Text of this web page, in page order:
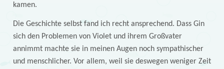
kamen.
Die Geschichte selbst fand ich recht ansprechend. Dass Gin
sich den Problemen von Violet und ihrem Großvater
annimmt machte sie in meinen Augen noch sympathischer
und menschlicher. Vor allem, weil sie deswegen weniger Zeit